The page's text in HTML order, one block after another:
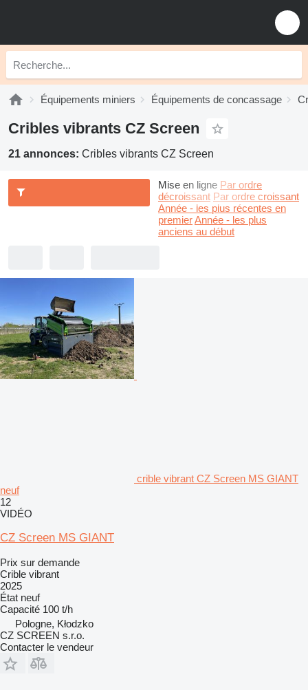
Équipements miniers Équipements de concassage
Cribles vibrants CZ Screen
21 annonces: Cribles vibrants CZ Screen
Mise en ligne Par ordre
décroissant Par ordre croissant
Année - les plus récentes en
premierAnnée - les plus
anciens au début
crible vibrant CZ Screen MS GIANT
neuf
12
VIDÉO
CZ Screen MS GIANT
Prix sur demande
Crible vibrant
2025
État neuf
Capacité 100 t/h
Pologne, Kłodzko
CZ SCREEN s.r.o.
Contacter le vendeur